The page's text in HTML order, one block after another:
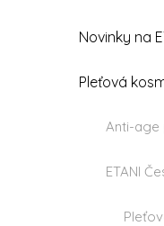
a
n
Novinky na
Pleťová
Anti-age
ETANI